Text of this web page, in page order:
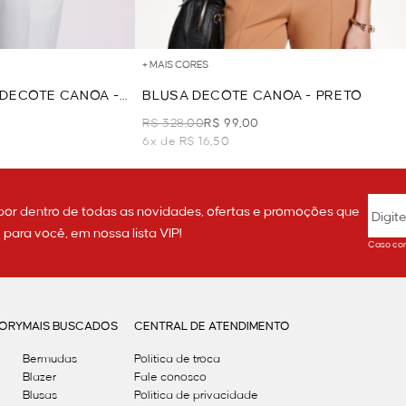
CANOA -
+ MAIS CORES
BLUSA DECOTE CANOA - PRETO
R$ 328,00R$ 99,00
6x de R$ 16,50
dentro de todas as novidades, ofertas e promoções que
você, em nossa lista VIP!
Caso
MAIS BUSCADOS
Bermudas
Blazer
Blusas
CENTRAL DE ATENDIMENTO
Política de troca
Fale conosco
Politica de privacidade